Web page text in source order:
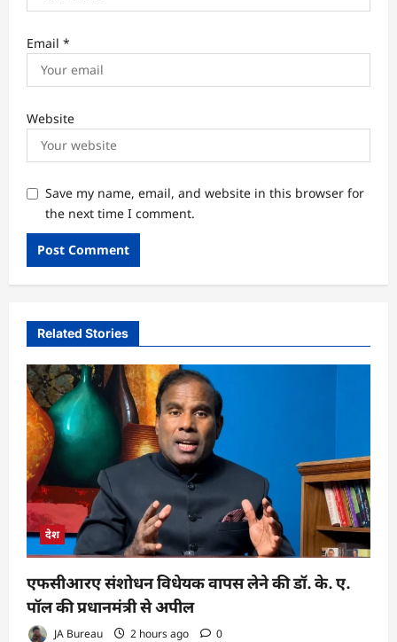
Email *
Website
Save my name, email, and website in this browser for
the next time I comment.
Related Stories
देश
एफसीआरए संशोधन विधेयक वापस लेने की डॉ. के. ए.
पॉल की प्रधानमंत्री से अपील
JA Bureau 2 hours ago 0